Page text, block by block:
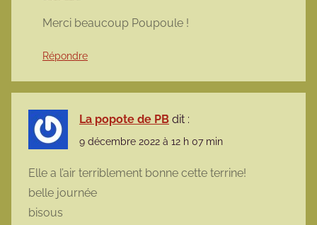
Merci beaucoup Poupoule !
Répondre
La popote de PB dit :
9 décembre 2022 à 12 h 07 min
Elle a l’air terriblement bonne cette terrine!
belle journée
bisous